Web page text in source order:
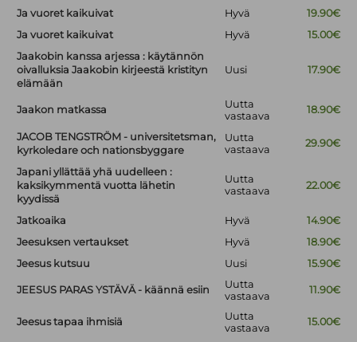
Ja vuoret kaikuivat Hyvä
19.90€
Ja vuoret kaikuivat
Hyvä
15.00€
Jaakobin kanssa arjessa : käytännön
oivalluksia Jaakobin kirjeestä kristityn
elämään
Uusi 17.90€
Jaakon matkassa
Uutta
vastaava
18.90€
JACOB TENGSTRÖM - universitetsman,
kyrkoledare och nationsbyggare
Uutta
vastaava
29.90€
Japani yllättää yhä uudelleen :
kaksikymmentä vuotta lähetin
kyydissä
Uutta
vastaava
22.00€
Jatkoaika Hyvä
14.90€
Jeesuksen vertaukset
Hyvä
18.90€
Jeesus kutsuu
Uusi 15.90€
JEESUS PARAS YSTÄVÄ - käännä esiin
Uutta
vastaava
11.90€
Jeesus tapaa ihmisiä
Uutta
vastaava
15.00€